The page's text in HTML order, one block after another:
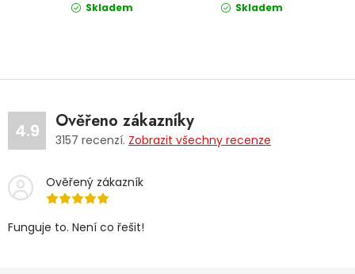
Skladem Skladem
4.9 Ověřeno zákazníky
3157 recenzí. Zobrazit všechny recenze
Ověřený zákazník
Funguje to. Není co řešit!